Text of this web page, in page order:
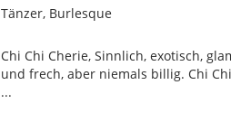
Tänzer, Burlesque
Chi Chi Cherie, Sinnlich, exotisch,
und frech, aber niemals billig. Chi
...